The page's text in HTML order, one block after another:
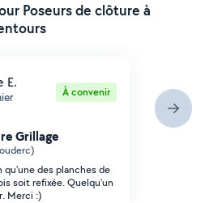
Poseurs de clôture à
E.
À convenir
Grillage
qu'une des planches de
soit refixée. Quelqu'un
Merci :)